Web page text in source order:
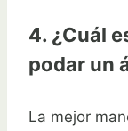
4. ¿Cuál
podar un
La mejor